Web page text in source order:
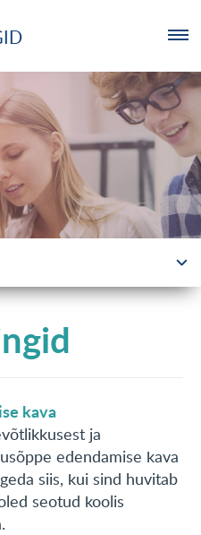
kava
ja
edendamise kava
siis, kui sind huvitab
seotud koolis